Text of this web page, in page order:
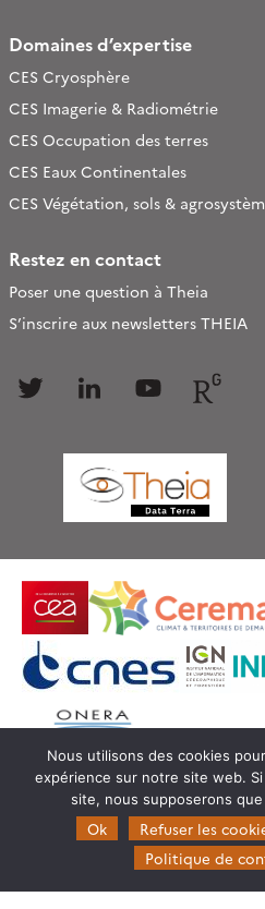
Domaines d’expertise
CES Cryosphère
CES Imagerie & Radiométrie
CES Occupation des terres
CES Eaux Continentales
CES Végétation, sols &
Restez en contact
Poser une question à Theia
S’inscrire aux newsletters THEIA
Follow Follow
© Copyright Theia -
OMP)
Nous utilisons des cookies
expérience sur notre site web.
site, nous supposerons
Ok
Refuser les
Politique de